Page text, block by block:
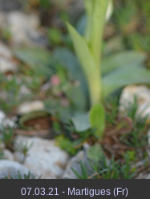
07.03.21 - Martigues (Fr)